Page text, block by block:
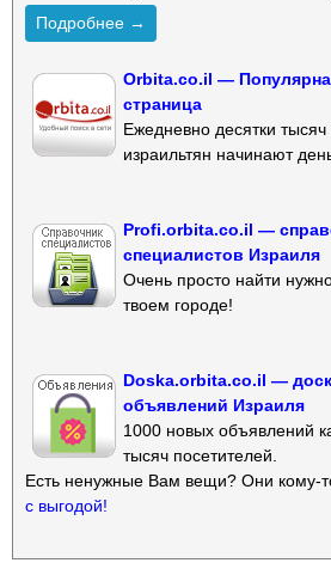
Подробнее →
Orbita.co.il —
страница
Ежедневно десятки
израильтян начинают
Profi.orbita.co.il —
специалистов Израиля
Очень просто найти
твоем городе!
Doska.orbita.co.il —
объявлений Израиля
1000 новых объявлений
тысяч посетителей.
Есть ненужные Вам вещи? Они кому-
с выгодой!